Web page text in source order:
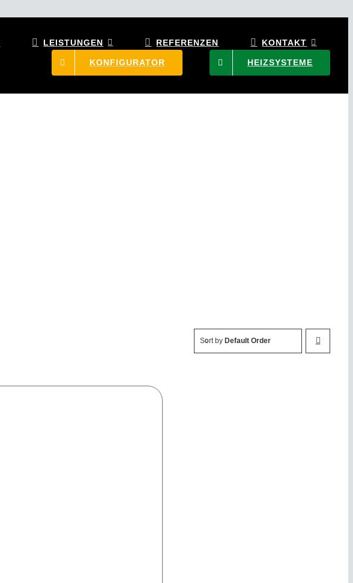
LEISTUNGEN REFERENZEN KONTAKT
KONFIGURATOR HEIZSYSTEME
Sort by Default Order